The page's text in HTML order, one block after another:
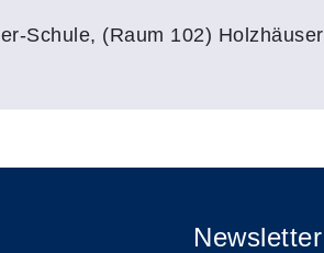
Schule, (Raum 102) Holzhäuser
Newsletter